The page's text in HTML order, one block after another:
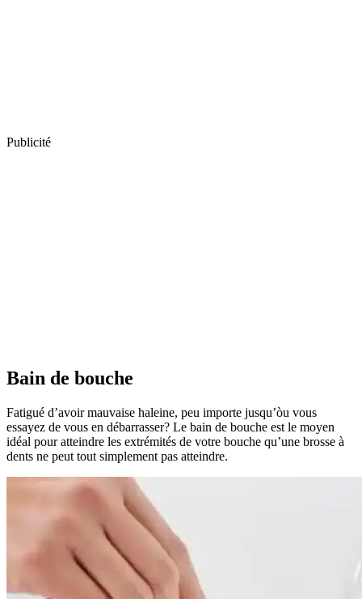
Publicité
Bain de bouche
Fatigué d’avoir mauvaise haleine, peu importe jusqu’òu vous
essayez de vous en débarrasser? Le bain de bouche est le moyen
idéal pour atteindre les extrémités de votre bouche qu’une brosse à
dents ne peut tout simplement pas atteindre.